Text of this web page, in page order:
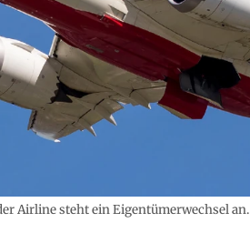
Airline steht ein Eigentümerwechsel an.